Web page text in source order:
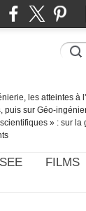
les atteintes
sur Géo-
» : sur
FILMS